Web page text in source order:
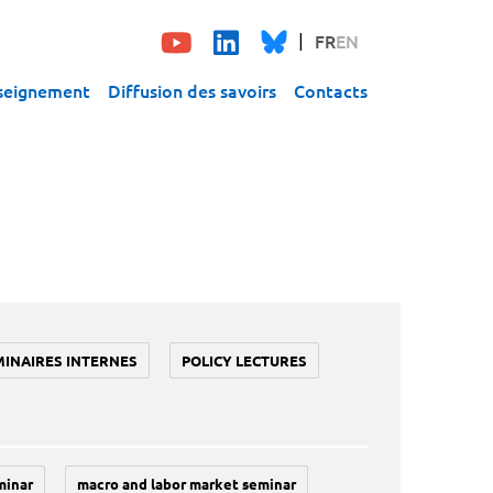
FREN
Diffusion des savoirs Contacts
INTERNES POLICY LECTURES
macro and labor market seminar